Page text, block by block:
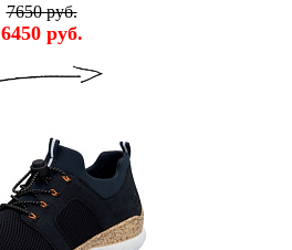
7650 руб.
6450 руб.